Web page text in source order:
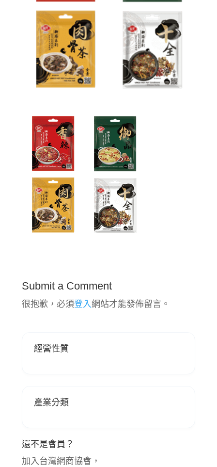
Submit a Comment
很抱歉，必須登入網站才能發佈留言。
經營性質
產業分類
還不是會員？
加入台灣網商協會，